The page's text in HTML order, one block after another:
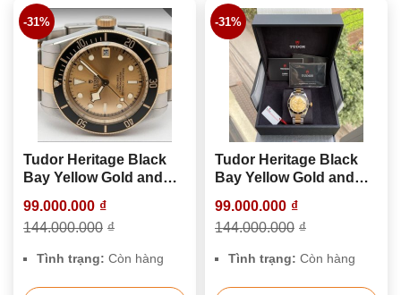
Tudor Heritage Black
Bay Yellow Gold and
Men’s Watch 79733
99.000.000 ₫
144.000.000 ₫
Tình trạng: Còn hàng
-31%
Tudor Heritage Black
Bay Yellow Gold and
Men’s Watch 79733N
99.000.000 ₫
144.000.000 ₫
Tình trạng: Còn hàng
-31%